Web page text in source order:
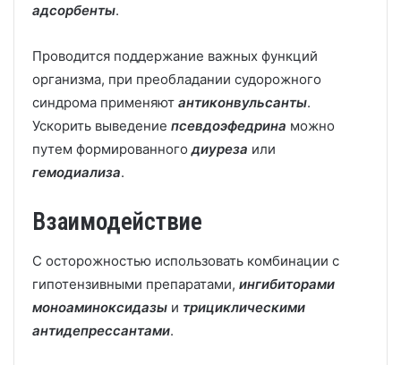
адсорбенты.
Проводится поддержание важных функций
организма, при преобладании судорожного
синдрома применяют антиконвульсанты.
Ускорить выведение псевдоэфедрина можно
путем формированногодиуреза или
гемодиализа.
Взаимодействие
С осторожностью использовать комбинации с
гипотензивными препаратами, ингибиторами
моноаминоксидазы и трициклическими
антидепрессантами.